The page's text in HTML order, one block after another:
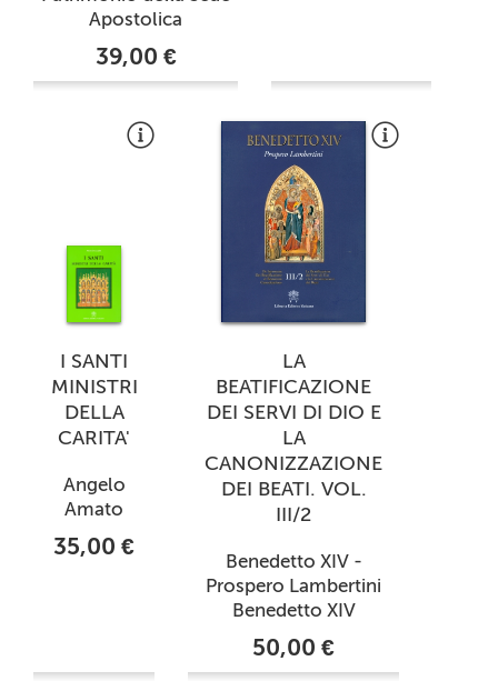
Apostolica
39,00 €
I SANTI
MINISTRI
DELLA
CARITA'
Angelo
Amato
35,00 €
LA
BEATIFICAZIONE
DEI SERVI DI DIO E
LA
CANONIZZAZIONE
DEI BEATI. VOL.
III/2
Benedetto XIV -
Prospero Lambertini
Benedetto XIV
50,00 €